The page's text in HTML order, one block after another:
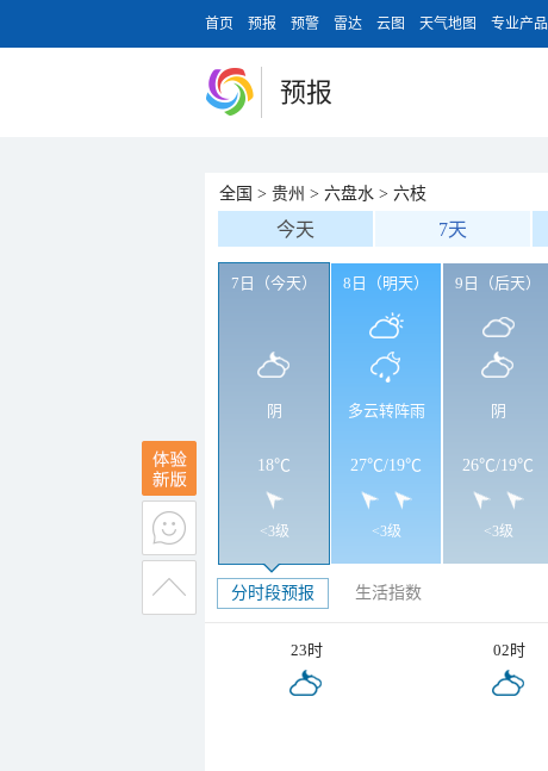
首页 预报 预警 雷达 云图 天气地图 专业产品
预报
全国 > 贵州 > 六盘水 > 六枝
今天 7天
7日（今天）
阴
18℃
<3级
8日（明天）
多云转阵雨
27℃/19℃
<3级
9日（后天）
阴
26℃/19℃
<3级
分时段预报 生活指数
23时 02时